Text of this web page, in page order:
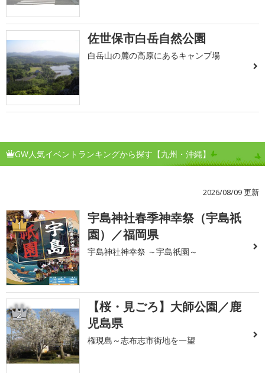
佐世保市白岳自然公園
白岳山の麓の高原にあるキャンプ場
GW人気イベントランキングから探す【九州・沖縄】
2026/08/09 更新
1
宇島神社春季神幸祭（宇島祇
園）／福岡県
宇島神社神幸祭 ～宇島祇園～
2
【桜・見ごろ】大師公園／鹿
児島県
権現島～志布志市街地を一望